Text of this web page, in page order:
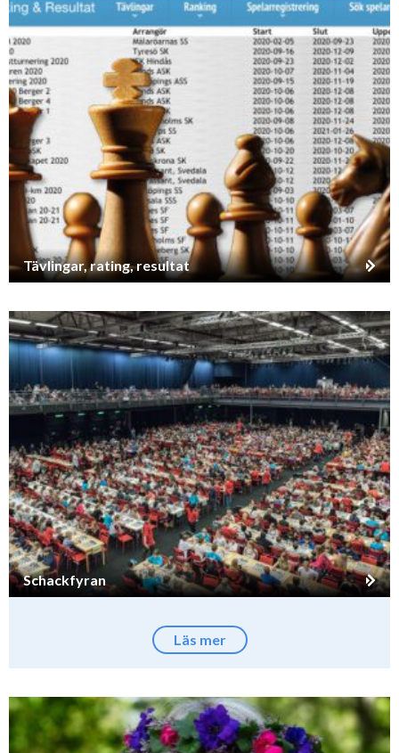
Tävlingar, rating, resultat
Schackfyran
Läs mer